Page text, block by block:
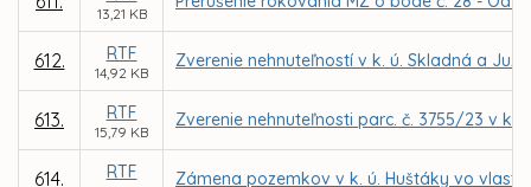
13,21 KB
612. RTF
14,92 KB
Zverenie nehnuteľností v k. ú. Skladná a
613. RTF
15,79 KB
Zverenie nehnuteľnosti parc. č. 3755/23 v k.
614. RTF Zámena pozemkov v k. ú. Huštáky vo